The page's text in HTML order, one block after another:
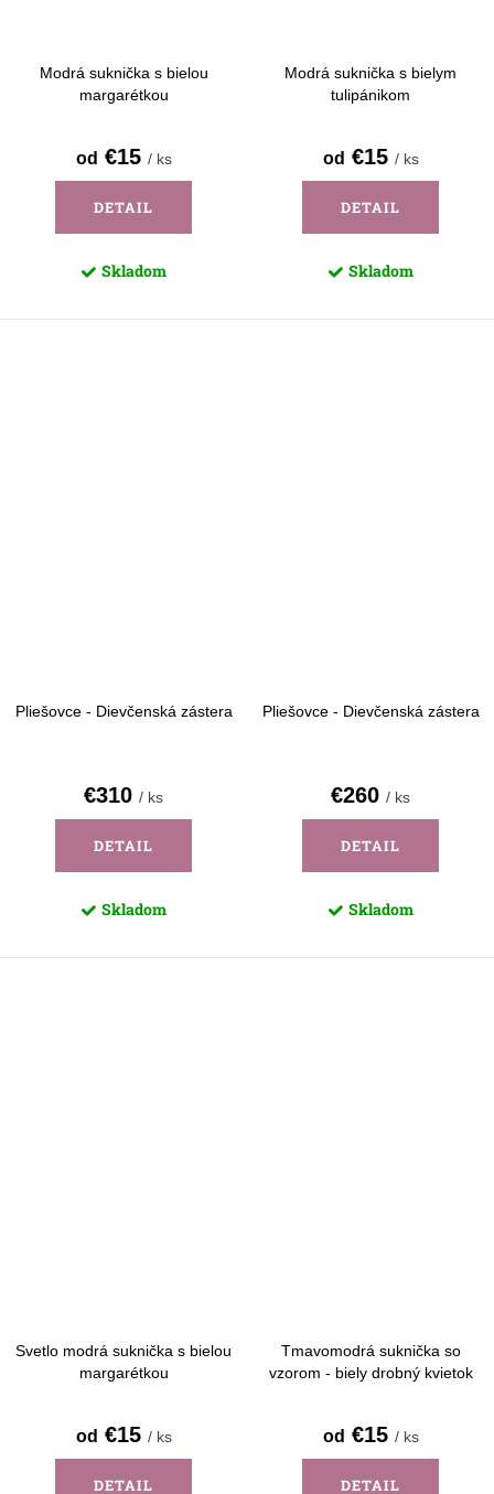
Modrá suknička s bielou
margarétkou
od €15 / ks
DETAIL
Skladom
Modrá suknička s bielym
tulipánikom
od €15 / ks
DETAIL
Skladom
Pliešovce - Dievčenská zástera
€310 / ks
DETAIL
Skladom
Pliešovce - Dievčenská zástera
€260 / ks
DETAIL
Skladom
Svetlo modrá suknička s bielou
margarétkou
od €15 / ks
DETAIL
Tmavomodrá suknička so
vzorom - biely drobný kvietok
od €15 / ks
DETAIL